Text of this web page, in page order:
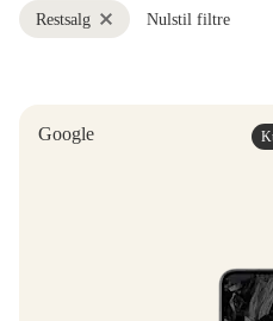
Restsalg Nulstil filtre
Google